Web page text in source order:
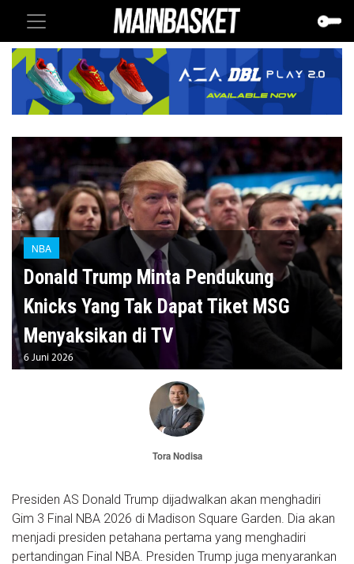
NBA
Donald Trump Minta Pendukung
Knicks Yang Tak Dapat Tiket MSG
Menyaksikan di TV
6 Juni 2026
Tora Nodisa
Presiden AS Donald Trump dijadwalkan akan menghadiri
Gim 3 Final NBA 2026 di Madison Square Garden. Dia akan
menjadi presiden petahana pertama yang menghadiri
pertandingan Final NBA. Presiden Trump juga menyarankan